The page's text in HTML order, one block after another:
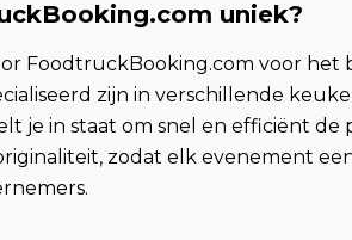
uniek?
FoodtruckBooking.com voor
zijn in verschillende
je in staat om snel en efficiënt
zodat elk evenement